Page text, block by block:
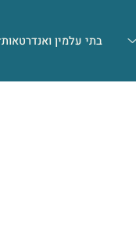
בתי עלמין ואנדרטאות